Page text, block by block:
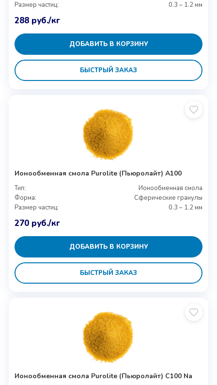
Размер частиц:
0.3 – 1.2 мм
288 руб./кг
ДОБАВИТЬ В КОРЗИНУ
БЫСТРЫЙ ЗАКАЗ
Ионообменная смола Purolite (Пьюролайт) A100
Тип:
Ионообменная смола
Форма:
Сферические гранулы
Размер частиц:
0.3 – 1.2 мм
270 руб./кг
ДОБАВИТЬ В КОРЗИНУ
БЫСТРЫЙ ЗАКАЗ
Ионообменная смола Purolite (Пьюролайт) C100 Na